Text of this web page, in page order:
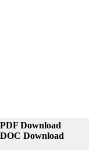
PDF Download
DOC Download